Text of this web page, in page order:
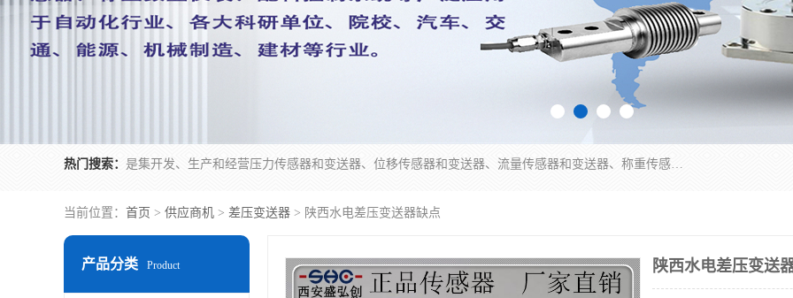
热门搜索： 是集开发、生产和经营压力传感器和变送器、位移传感器和变送器、流量传感器和变送器、称重传感器和变送器、测力传感器和变送器、温湿度传感器和变送器、扭矩传感器、智能数显控制仪表等产品的化高新技术企业。
当前位置： 首页 > 供应商机 > 差压变送器 > 陕西水电差压变送器缺点
产品分类 Product 陕西水电差压变送